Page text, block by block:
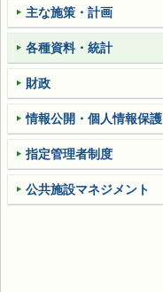
主な施策・計画
各種資料・統計
財政
情報公開・個人情報保護
指定管理者制度
公共施設マネジメント